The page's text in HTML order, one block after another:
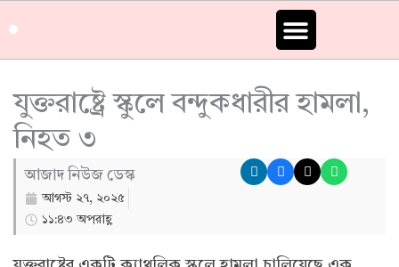
to
যুক্তরাষ্ট্রে স্কুলে বন্দুকধারীর হামলা,
নিহত ৩
আজাদ নিউজ ডেস্ক
আগস্ট ২৭, ২০২৫
১১:৪৩ অপরাহ্ণ